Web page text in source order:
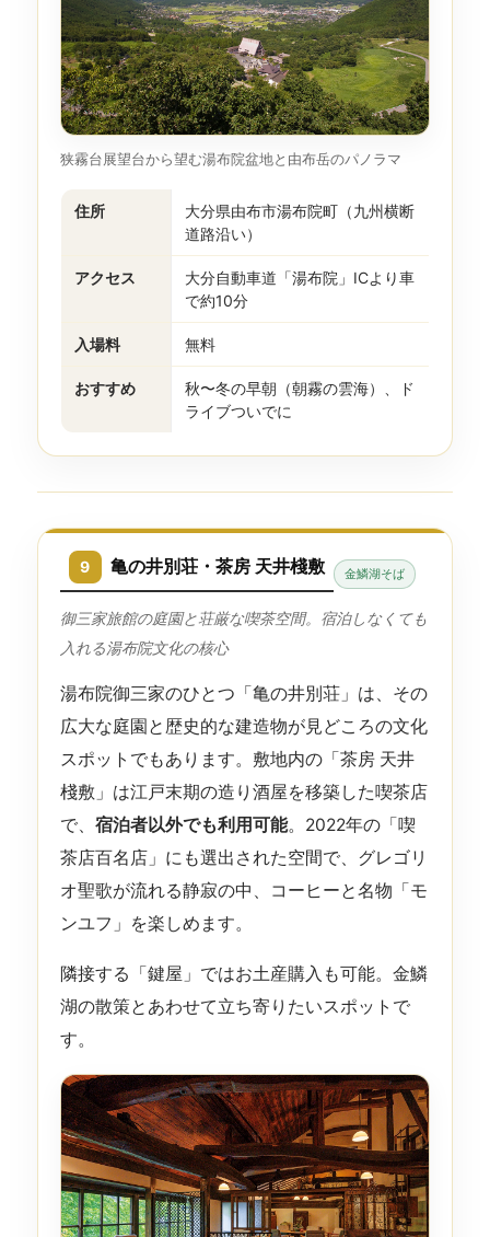
狭霧台展望台から望む湯布院盆地と由布岳のパノラマ
住所
大分県由布市湯布院町（九州横断
道路沿い）
アクセス
大分自動車道「湯布院」ICより車
で約10分
入場料 無料
おすすめ
秋〜冬の早朝（朝霧の雲海）、ド
ライブついでに
9 亀の井別荘・茶房 天井棧敷 金鱗湖そば
御三家旅館の庭園と荘厳な喫茶空間。宿泊しなくても
入れる湯布院文化の核心
湯布院御三家のひとつ「亀の井別荘」は、その
広大な庭園と歴史的な建造物が見どころの文化
スポットでもあります。敷地内の「茶房 天井
棧敷」は江戸末期の造り酒屋を移築した喫茶店
で、 宿泊者以外でも利用可能。2022年の「喫
茶店百名店」にも選出された空間で、グレゴリ
オ聖歌が流れる静寂の中、コーヒーと名物「モ
ンユフ」を楽しめます。
隣接する「鍵屋」ではお土産購入も可能。金鱗
湖の散策とあわせて立ち寄りたいスポットで
す。